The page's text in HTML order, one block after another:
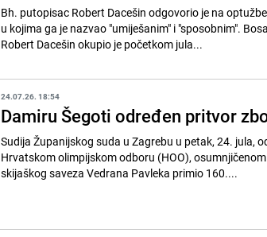
Bh. putopisac Robert Dacešin odgovorio je na
u kojima ga je nazvao "umiješanim" i "sposobnim".
Robert Dacešin okupio je početkom jula...
24.07.26. 18:54
Damiru Šegoti određen pritvor
Sudija Županijskog suda u Zagrebu u petak, 24. jula,
Hrvatskom olimpijskom odboru (HOO),
skijaškog saveza Vedrana Pavleka primio 160....